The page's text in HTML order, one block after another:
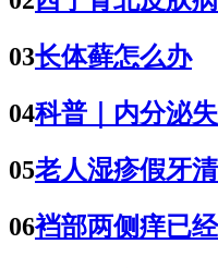
03长体藓怎么办
04科普｜内分泌
05老人湿疹假牙
06裆部两侧痒已